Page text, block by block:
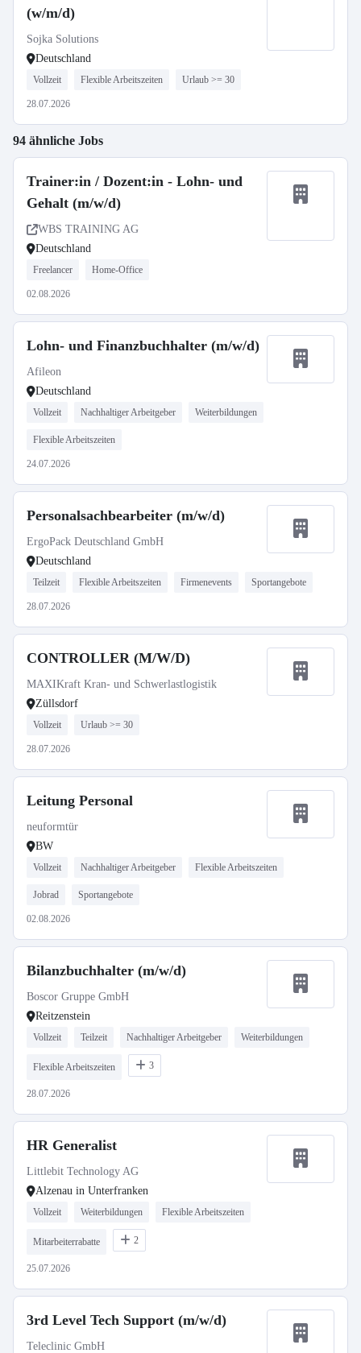
(w/m/d)
Sojka Solutions
Deutschland
Vollzeit Flexible Arbeitszeiten Urlaub >= 30
28.07.2026
94 ähnliche Jobs
Trainer:in / Dozent:in - Lohn- und
Gehalt (m/w/d)
WBS TRAINING AG
Deutschland
Freelancer Home-Office
02.08.2026
Lohn- und Finanzbuchhalter (m/w/d)
Afileon
Deutschland
Vollzeit Nachhaltiger Arbeitgeber Weiterbildungen
Flexible Arbeitszeiten
24.07.2026
Personalsachbearbeiter (m/w/d)
ErgoPack Deutschland GmbH
Deutschland
Teilzeit Flexible Arbeitszeiten Firmenevents Sportangebote
28.07.2026
CONTROLLER (M/W/D)
MAXIKraft Kran- und Schwerlastlogistik
Züllsdorf
Vollzeit Urlaub >= 30
28.07.2026
Leitung Personal
neuformtür
BW
Vollzeit Nachhaltiger Arbeitgeber Flexible Arbeitszeiten
Jobrad Sportangebote
02.08.2026
Bilanzbuchhalter (m/w/d)
Boscor Gruppe GmbH
Reitzenstein
Vollzeit Teilzeit Nachhaltiger Arbeitgeber Weiterbildungen
Flexible Arbeitszeiten 3
28.07.2026
HR Generalist
Littlebit Technology AG
Alzenau in Unterfranken
Vollzeit Weiterbildungen Flexible Arbeitszeiten
Mitarbeiterrabatte 2
25.07.2026
3rd Level Tech Support (m/w/d)
Teleclinic GmbH